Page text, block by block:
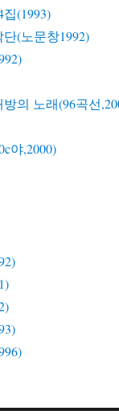
(1993)
(노문창1992)
의 노래(96곡선
야,2000)